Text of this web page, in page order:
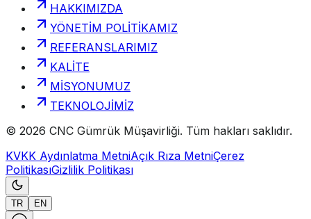
HAKKIMIZDA
YÖNETİM POLİTİKAMIZ
REFERANSLARIMIZ
KALİTE
MİSYONUMUZ
TEKNOLOJİMİZ
© 2026 CNC Gümrük Müşavirliği. Tüm hakları saklıdır.
KVKK Aydınlatma MetniAçık Rıza MetniÇerez
PolitikasıGizlilik Politikası
TR EN